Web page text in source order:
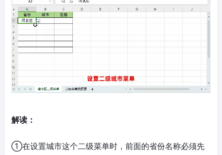
解读：
①在设置城市这个二级菜单时，前面的省份名称必须先